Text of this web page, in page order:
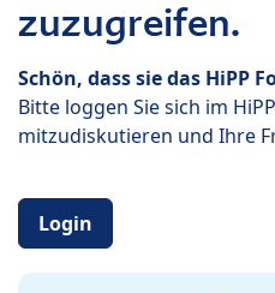
zuzugreifen.
Schön, dass sie das HiPP
Bitte loggen Sie sich im
mitzudiskutieren und Ihre
Login